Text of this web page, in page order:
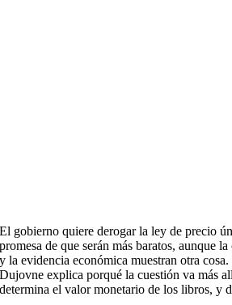
El gobierno quiere derogar la ley de precio
promesa de que serán más baratos, aunque
y la evidencia económica muestran otra
Dujovne explica porqué la cuestión va más
determina el valor monetario de los libros, y